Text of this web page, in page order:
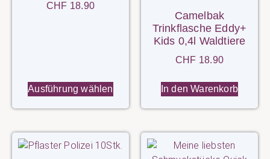
CHF 18.90
Ausführung wählen
Camelbak
Trinkflasche Eddy+
Kids 0,4l Waldtiere
CHF 18.90
In den Warenkorb